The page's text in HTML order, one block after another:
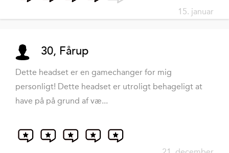
15. januar
30, Fårup
Dette headset er en gamechanger for mig
personligt! Dette headset er utroligt behageligt at
have på på grund af væ...